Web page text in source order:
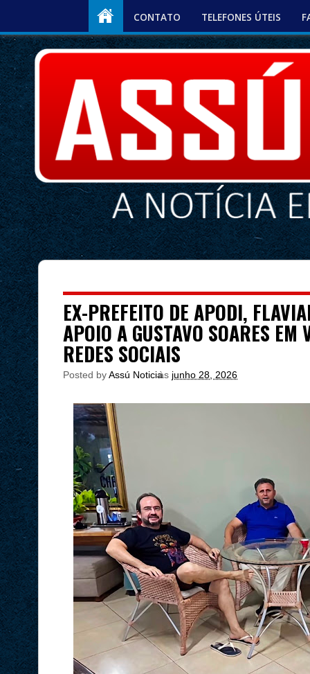
CONTATO TELEFONES ÚTEIS
EX-PREFEITO DE APODI,
APOIO A GUSTAVO SOARES EM
REDES SOCIAIS
Posted byAssú Noticia
às junho 28, 2026